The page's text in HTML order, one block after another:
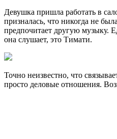
Девушка пришла работать в
призналась, что никогда не
предпочитает другую музыку.
она слушает, это Тимати.
Точно неизвестно, что
просто деловые отношения.